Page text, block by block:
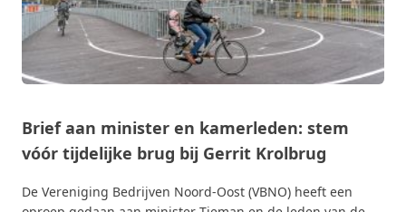
Brief aan minister en kamerleden: stem
vóór tijdelijke brug bij Gerrit Krolbrug
De Vereniging Bedrijven Noord-Oost (VBNO) heeft een